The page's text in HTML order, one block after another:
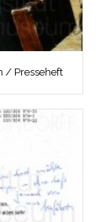
/ Presseheft